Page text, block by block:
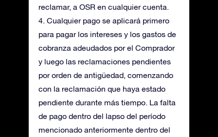
reclamar, a OSR en cualquier cuenta.
4. Cualquier pago se aplicará primero
para pagar los intereses y los gastos de
cobranza adeudados por el Comprador
y luego las reclamaciones pendientes
por orden de antigüedad, comenzando
con la reclamación que haya estado
pendiente durante más tiempo. La falta
de pago dentro del lapso del período
mencionado anteriormente dentro del